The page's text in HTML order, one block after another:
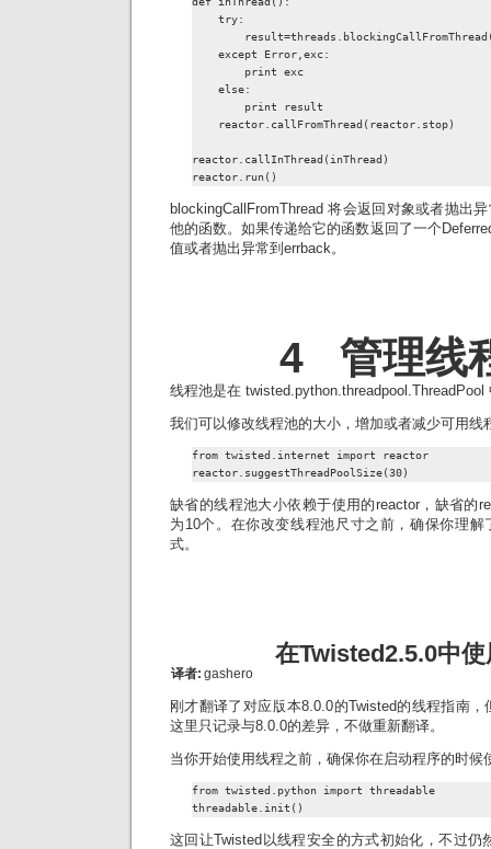
    try:
    except Error,exc:
        print exc
    else:
        print result
    reactor.callFromThread(reactor.stop)
reactor.callInThread(inThread)
reactor.run()
blockingCallFromThread 将会返回对象或者抛出
他的函数。如果传递给它的函数返回了一个
值或者抛出异常到errback。
4 管理线
线程池是在 twisted.python.threadpool.ThreadPool
我们可以修改线程池的大小，增加或者减少可用线
from twisted.internet import reactor
reactor.suggestThreadPoolSize(30)
缺省的线程池大小依赖于使用的reactor，缺省的
为10个。在你改变线程池尺寸之前，确保你理
式。
在Twisted2.5.0中
译者: gashero
刚才翻译了对应版本8.0.0的Twisted的线程指南
这里只记录与8.0.0的差异，不做重新翻译。
当你开始使用线程之前，确保你在启动程序的时候
from twisted.python import threadable
threadable.init()
这回让Twisted以线程安全的方式初始化，不过仍